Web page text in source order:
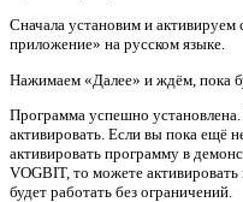
Сначала установим и
приложение» на русском языке.
Нажимаем «Далее» и ждём, пока
Программа успешно
активировать. Если вы пока ещё
активировать программу в
VOGBIT, то можете
будет работать без ограничений.